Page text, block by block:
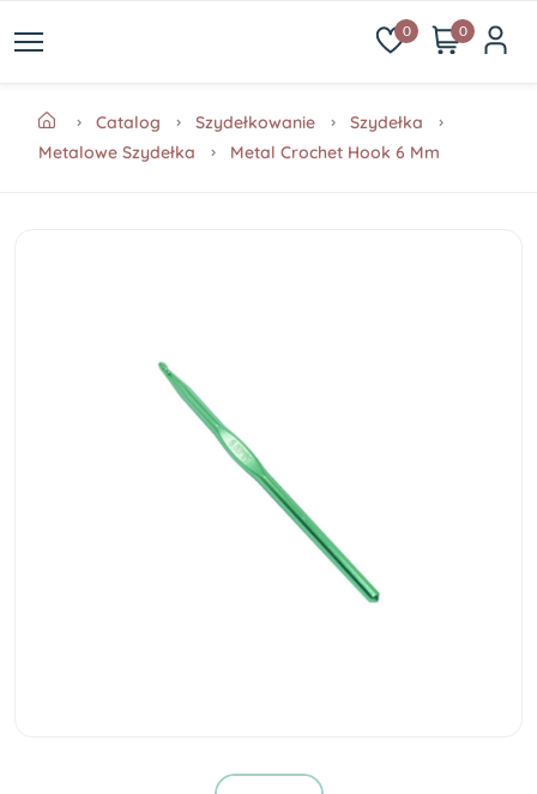
0 0
Catalog Szydełkowanie
Szydełka
Metalowe Szydełka
Metal Crochet Hook 6 Mm